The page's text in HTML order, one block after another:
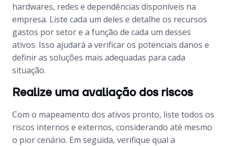
hardwares, redes e dependências disponíveis na
empresa. Liste cada um deles e detalhe os recursos
gastos por setor e a função de cada um desses
ativos. Isso ajudará a verificar os potenciais danos e
definir as soluções mais adequadas para cada
situação.
Realize uma avaliação dos riscos
Com o mapeamento dos ativos pronto, liste todos os
riscos internos e externos, considerando até mesmo
o pior cenário. Em seguida, verifique qual a